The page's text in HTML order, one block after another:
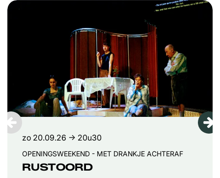
Overslaan
RUSTOORD
OPENINGSWEEKEND - MET DRANKJE ACHTERAF
zo 20.09.26 → 20u30